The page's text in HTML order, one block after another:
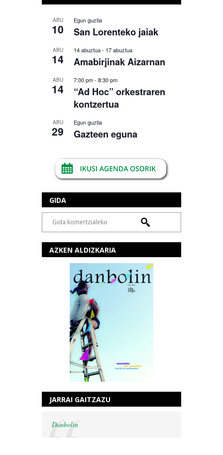
ABU
10
Egun guztia
San Lorenteko jaiak
ABU
14
14 abuztua- 17 abuztua
Amabirjinak Aizarnan
ABU
14
7:00 pm- 8:30 pm
“Ad Hoc” orkestraren
kontzertua
ABU
29
Egun guztia
Gazteen eguna
GIDA
AZKEN ALDIZKARIA
JARRAI GAITZAZU
Danbolin